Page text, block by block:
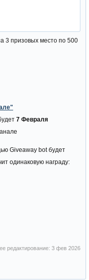
3 призовых место по 500
7 Февраля
Giveaway bot будет
одинаковую награду:
редактирование: 3 фев 2026